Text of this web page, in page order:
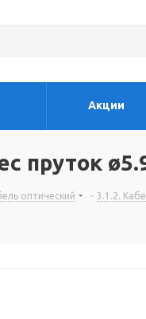
Акции
пруток
оптический - 3.1.2.